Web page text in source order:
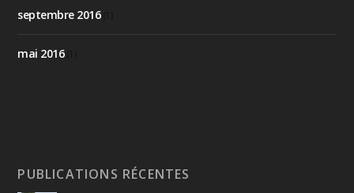
septembre 2016(1)
mai 2016(1)
PUBLICATIONS RÉCENTES